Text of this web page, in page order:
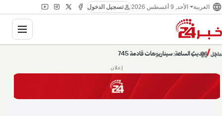
language العربية الأحد, 9 أغسطس 2026 personتسجيل الدخول
عاجل/حديث الساعة: سيناريوهات قادمة 745 chevron_right
pause
chevron_left
إعلان